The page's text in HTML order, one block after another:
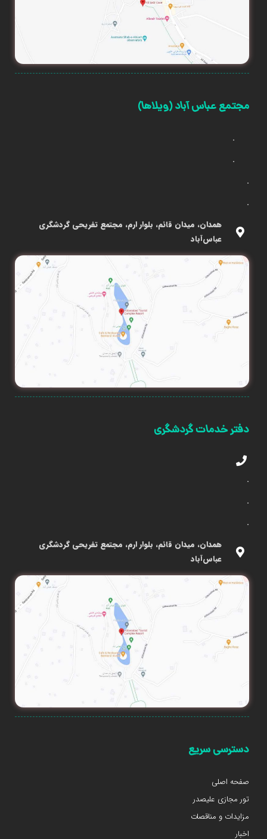
مجتمع عباس آباد (ویلاها)
.
.
.
.
همدان، میدان قائم، بلوار ارم، مجتمع تفریحی گردشگری
عباس‌آباد
دفتر خدمات گردشگری
.
.
.
همدان، میدان قائم، بلوار ارم، مجتمع تفریحی گردشگری
عباس‌آباد
دسترسی سریع
صفحه اصلی
تور مجازی علیصدر
مزایدات و مناقصات
اخبار